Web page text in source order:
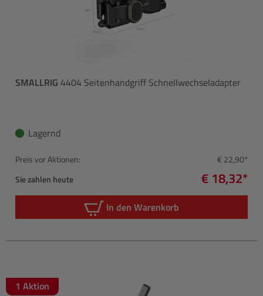
SMALLRIG 4404 Seitenhandgriff Schnellwechseladapter
Lagernd
Preis vor Aktionen:
€ 22,90*
Sie zahlen heute
€ 18,32*
In den Warenkorb
1 Aktion